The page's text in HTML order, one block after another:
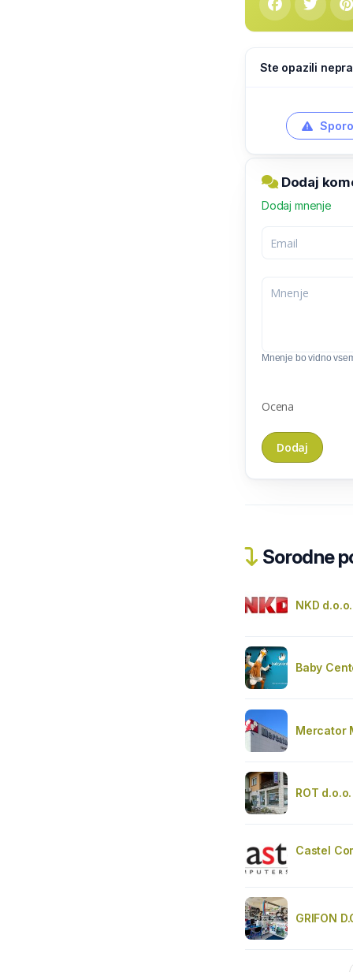
Ste opazili
Dodaj
Dodaj mnenje
Mnenje bo vidno
Ocena
Sorodne
NKD
Baby
Mercator
ROT d.o.o.
Castel
GRIFON